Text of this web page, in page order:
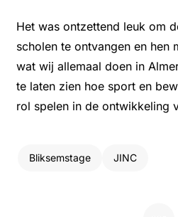
Het was ontzettend leuk om
scholen te ontvangen en hen
wat wij allemaal doen in
te laten zien hoe sport en
rol spelen in de ontwikkeling
Bliksemstage JINC